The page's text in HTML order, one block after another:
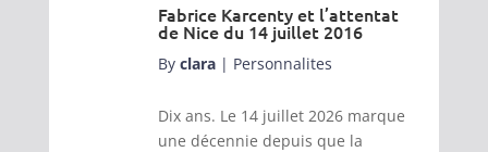
Fabrice Karcenty et l’attentat
de Nice du 14 juillet 2016
By clara| Personnalites
Dix ans. Le 14 juillet 2026 marque
une décennie depuis que la